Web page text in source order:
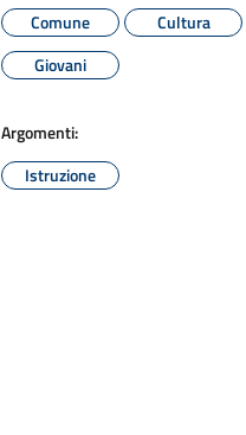
Comune
Cultura
Giovani
Argomenti:
Istruzione